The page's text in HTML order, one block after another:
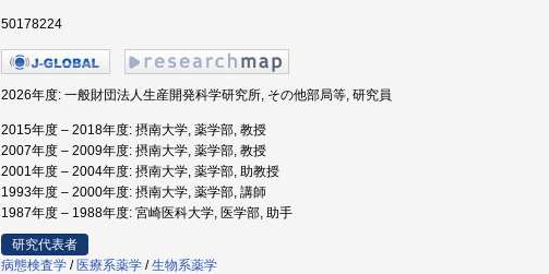
50178224
2026年度: 一般財団法人生産開発科学研究所, その他部局等, 研究員
2015年度 – 2018年度: 摂南大学, 薬学部, 教授
2007年度 – 2009年度: 摂南大学, 薬学部, 教授
2001年度 – 2004年度: 摂南大学, 薬学部, 助教授
1993年度 – 2000年度: 摂南大学, 薬学部, 講師
1987年度 – 1988年度: 宮崎医科大学, 医学部, 助手
研究代表者
病態検査学 / 医療系薬学 /生物系薬学